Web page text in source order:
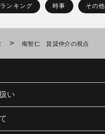
ランキング 時事 その他
> 南智仁 賃貸仲介の視点
い